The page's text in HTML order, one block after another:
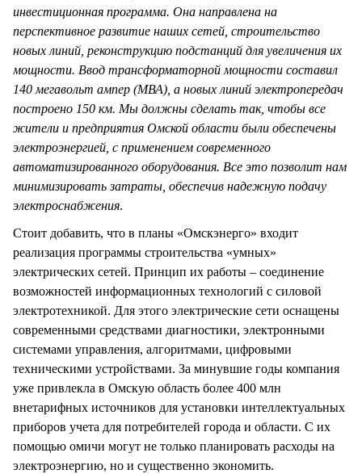
инвестиционная программа. Она направлена на
перспективное развитие наших сетей, строительство
новых линий, реконструкцию подстанций для увеличения их
мощности. Ввод трансформаторной мощности составил
140 мегавольт ампер (МВА), а новых линий электропередач
построено 150 км. Мы должны сделать так, чтобы все
жители и предприятия Омской области были обеспечены
электроэнергией, с применением современного
автоматизированного оборудования. Все это позволит нам
минимизировать затраты, обеспечив надежную подачу
электроснабжения.
Стоит добавить, что в планы «Омскэнерго» входит
реализация программы строительства «умных»
электрических сетей. Принцип их работы – соединение
возможностей информационных технологий с силовой
электротехникой. Для этого электрические сети оснащены
современными средствами диагностики, электронными
системами управления, алгоритмами, цифровыми
техническими устройствами. За минувшие годы компания
уже привлекла в Омскую область более 400 млн
внетарифных источников для установки интеллектуальных
приборов учета для потребителей города и области. С их
помощью омичи могут не только планировать расходы на
электроэнергию, но и существенно экономить.